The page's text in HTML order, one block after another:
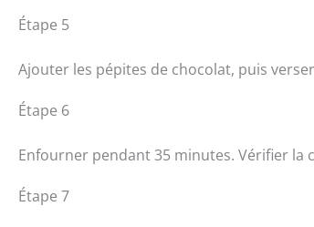
Étape 5
Ajouter les pépites de chocolat, puis
Étape 6
Enfourner pendant 35 minutes. Vérifier la
Étape 7